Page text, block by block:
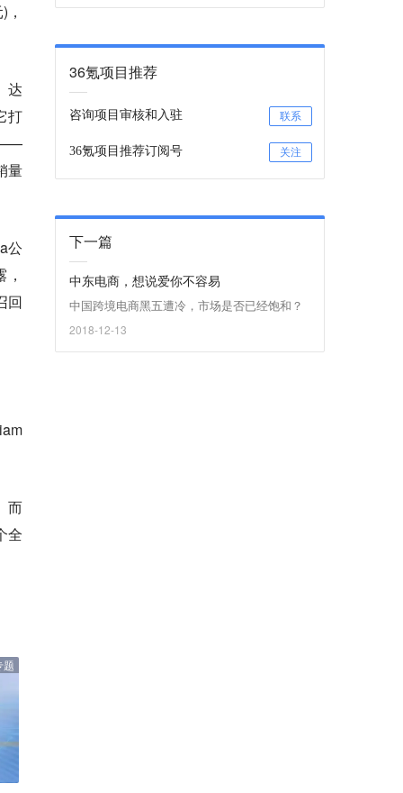
达
打
——
量
公
回
而
全
题
36氪项目推荐
咨询项目审核和入驻 联系
36氪项目推荐订阅号 关注
下一篇
中东电商，想说爱你不容易
中国跨境电商黑五遭冷，市场是否已经饱和？
2018-12-13